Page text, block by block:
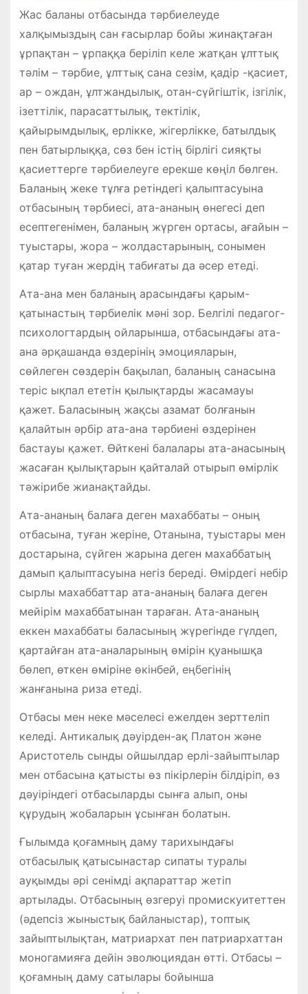
Жас баланы отбасында тәрбиелеуде
халқымыздың сан ғасырлар бойы жи­нақтаған
ұрпақтан – ұрпаққа беріліп келе жатқан ұлттық
тәлім – тәрбие, ұлттық сана сезім, қадір -қасиет,
ар – ождан, ұлтжандылық, отан-сүйгіштік, ізгілік,
ізет­тілік, парасаттылық, тектілік,
қайырымдылық, ерлікке, жігерлікке, батылдық
пен батырлыққа, сөз бен істің бірлігі сияқты
қасиеттерге тәрбиелеуге ерекше көңіл бөлген.
Баланың жеке тұлға ретіндегі қалыптасуына
отбасының тәрбиесі, ата-ананың өнегесі деп
есептегенімен, баланың жүрген ортасы, ағайын –
туыстары, жора – жолдастарының, сонымен
қатар туған жердің табиғаты да әсер етеді.
Ата-ана мен баланың арасындағы қарым-
қатынастың тәрбиелік мәні зор. Белгілі педагог-
психологтардың ойларынша, отбасындағы ата-
ана әрқашанда өздерінің эмоцияларын,
сөйлеген сөздерін бақылап, баланың санасына
теріс ықпал ететін қылықтарды жасамауы
қажет. Баласының жақсы азамат болғанын
қалайтын әрбір ата-ана тәрбиені өздерінен
бастауы қажет. Өйткені балалары ата-анасының
жасаған қылықтарын қайталай отырып өмірлік
тәжірибе жианақ­тайды.
Ата-ананың балаға деген махаббаты – оның
отбасына, туған жеріне, Отанына, туыстары мен
достарына, сүйген жарына деген махаббатың
дамып қалыптасуына негіз береді. Өмірдегі небір
сырлы махаббаттар ата-ананың балаға деген
мейірім махаббатынан тараған. Ата-ананың
еккен махаббаты баласының жүрегінде гүлдеп,
қартайған ата-аналарының өмірін қуанышқа
бөлеп, өткен өміріне өкінбей, еңбегінің
жанғанына риза етеді.
Отбасы мен неке мәселесі ежелден зерттеліп
келеді. Антикалық дәуірден-ақ Платон және
Аристотель сынды ойшылдар ерлі-зайыптылар
мен отбасына қатысты өз пікірлерін білдіріп, өз
дәуіріндегі отбасыларды сынға алып, оны
құрудың жобаларын ұсынған болатын.
Ғылымда қоғамның даму тарихындағы
отбасылық қатысынастар сипаты туралы
ауқымды әрі сенімді ақпараттар жетіп
артылады. Отбасының өзгеруі промискуитеттен
(әдепсіз жыныстық байланыстар), топтық
зайыптылықтан, матриархат пен патриархаттан
моногамияға дейін эволюциядан өтті. Отбасы –
қоғамның даму сатылары бойынша